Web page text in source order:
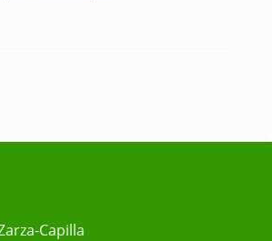
Capilla